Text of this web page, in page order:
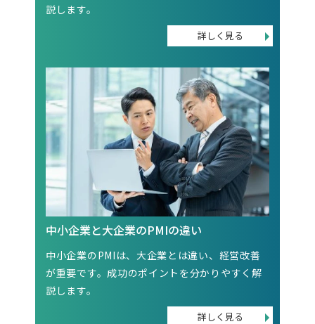
説します。
中小企業と大企業のPMIの違い
中小企業のPMIは、大企業とは違い、経営改善
が重要です。成功のポイントを分かりやすく解
説します。